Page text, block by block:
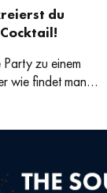
du
zu einem
wie findet man